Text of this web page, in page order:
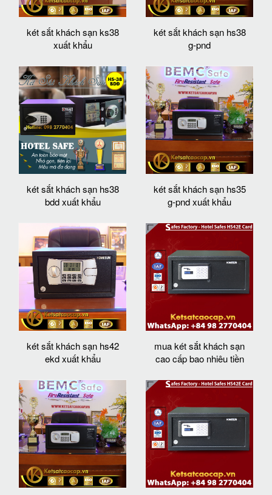
két sắt khách sạn ks38
xuất khẩu
két sắt khách sạn hs38
g-pnd
két sắt khách sạn hs38
bdd xuất khẩu
két sắt khách sạn hs35
g-pnd xuất khẩu
két sắt khách sạn hs42
ekd xuất khẩu
mua két sắt khách sạn
cao cấp bao nhiêu tiền